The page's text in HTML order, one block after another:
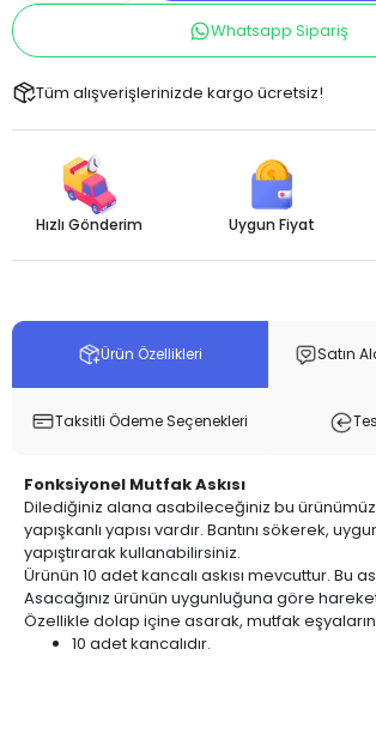
Whatsapp Sipariş
Tüm alışverişlerinizde kargo ücretsiz!
Hızlı Gönderim Uygun Fiyat
Ürün Özellikleri Satın
Taksitli Ödeme Seçenekleri
Fonksiyonel Mutfak Askısı
Dilediğiniz alana asabileceğiniz bu
yapışkanlı yapısı vardır. Bantını sökerek,
yapıştırarak kullanabilirsiniz.
Ürünün 10 adet kancalı askısı mevcuttur. Bu
Asacağınız ürünün uygunluğuna göre
Özellikle dolap içine asarak, mutfak
10 adet kancalıdır.